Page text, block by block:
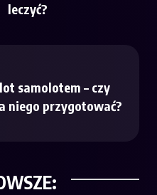
leczyć?
samolotem – czy
niego przygotować?